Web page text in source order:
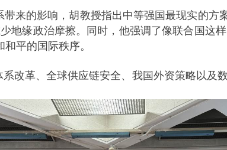
来的影响，胡教授指出中等强国最现实的方
地缘政治摩擦。同时，他强调了像联合国这
平的国际秩序。
改革、全球供应链安全、我国外资策略以及